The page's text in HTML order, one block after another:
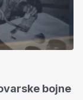
bojne